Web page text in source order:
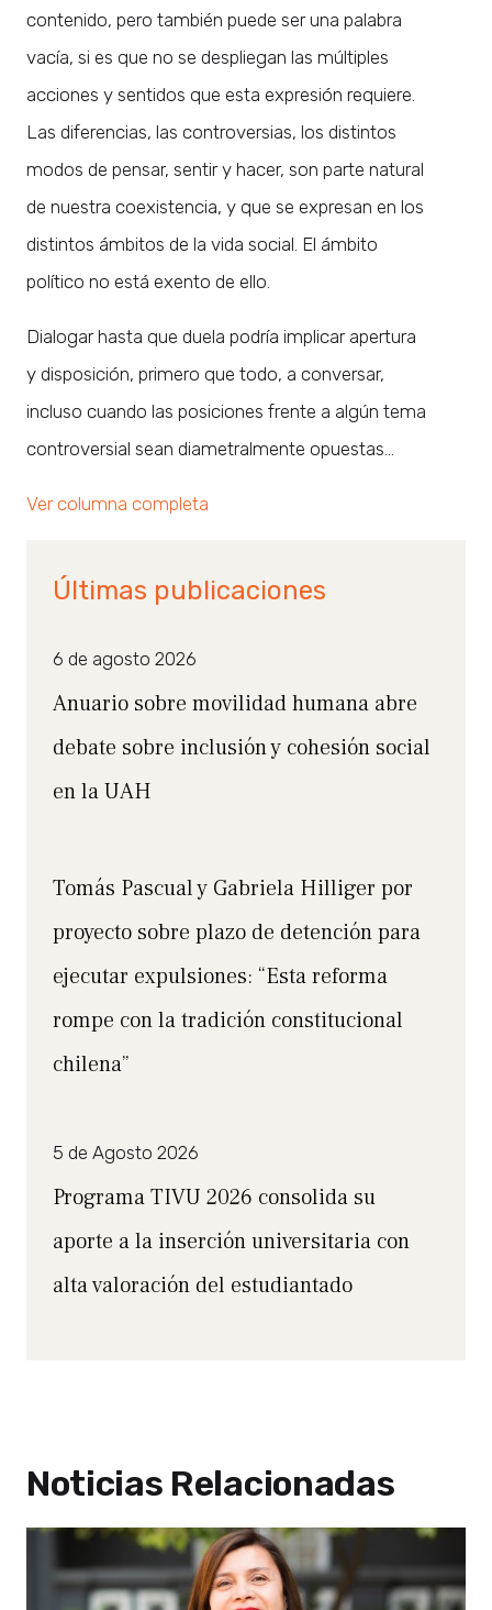
contenido, pero también puede ser una palabra
vacía, si es que no se despliegan las múltiples
acciones y sentidos que esta expresión requiere.
Las diferencias, las controversias, los distintos
modos de pensar, sentir y hacer, son parte natural
de nuestra coexistencia, y que se expresan en los
distintos ámbitos de la vida social. El ámbito
político no está exento de ello.
Dialogar hasta que duela podría implicar apertura
y disposición, primero que todo, a conversar,
incluso cuando las posiciones frente a algún tema
controversial sean diametralmente opuestas…
Ver columna completa
Últimas publicaciones
6 de agosto 2026
Anuario sobre movilidad humana abre
debate sobre inclusión y cohesión social
en la UAH
Tomás Pascual y Gabriela Hilliger por
proyecto sobre plazo de detención para
ejecutar expulsiones: “Esta reforma
rompe con la tradición constitucional
chilena”
5 de Agosto 2026
Programa TIVU 2026 consolida su
aporte a la inserción universitaria con
alta valoración del estudiantado
Noticias Relacionadas